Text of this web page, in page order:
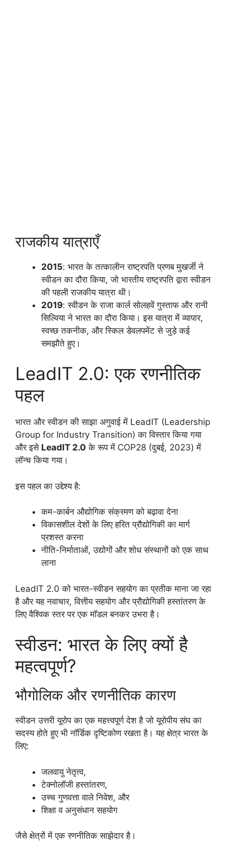
राजकीय यात्राएँ
2015: भारत के तत्कालीन राष्ट्रपति प्रणब मुखर्जी ने
स्वीडन का दौरा किया, जो भारतीय राष्ट्रपति द्वारा स्वीडन
की पहली राजकीय यात्रा थी।
2019: स्वीडन के राजा कार्ल सोलहवें गुस्ताफ और रानी
सिल्विया ने भारत का दौरा किया। इस यात्रा में व्यापार,
स्वच्छ तकनीक, और स्किल डेवलपमेंट से जुड़े कई
समझौते हुए।
LeadIT 2.0: एक रणनीतिक
पहल
भारत और स्वीडन की साझा अगुवाई में LeadIT (Leadership
Group for Industry Transition) का विस्तार किया गया
और इसे LeadIT 2.0 के रूप में COP28 (दुबई, 2023) में
लॉन्च किया गया।
इस पहल का उद्देश्य है:
कम-कार्बन औद्योगिक संक्रमण को बढ़ावा देना
विकासशील देशों के लिए हरित प्रौद्योगिकी का मार्ग
प्रशस्त करना
नीति-निर्माताओं, उद्योगों और शोध संस्थानों को एक साथ
लाना
LeadIT 2.0 को भारत-स्वीडन सहयोग का प्रतीक माना जा रहा
है और यह नवाचार, वित्तीय सहयोग और प्रौद्योगिकी हस्तांतरण के
लिए वैश्विक स्तर पर एक मॉडल बनकर उभरा है।
स्वीडन: भारत के लिए क्यों है
महत्वपूर्ण?
भौगोलिक और रणनीतिक कारण
स्वीडन उत्तरी यूरोप का एक महत्त्वपूर्ण देश है जो यूरोपीय संघ का
सदस्य होते हुए भी नॉर्डिक दृष्टिकोण रखता है। यह क्षेत्र भारत के
लिए:
जलवायु नेतृत्व,
टेक्नोलॉजी हस्तांतरण,
उच्च गुणवत्ता वाले निवेश, और
शिक्षा व अनुसंधान सहयोग
जैसे क्षेत्रों में एक रणनीतिक साझेदार है।